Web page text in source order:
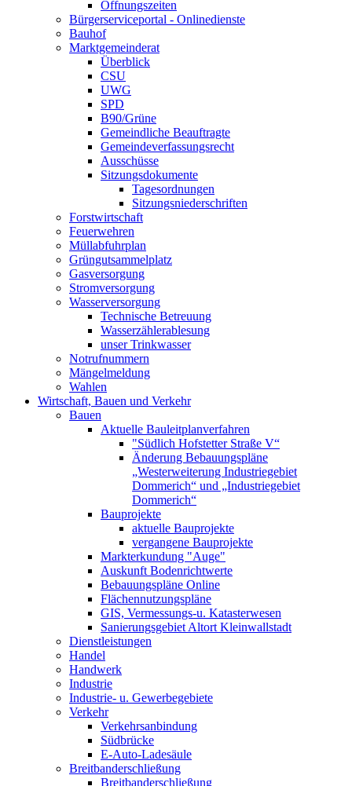
Öffnungszeiten
Bürgerserviceportal - Onlinedienste
Bauhof
Marktgemeinderat
Überblick
CSU
UWG
SPD
B90/Grüne
Gemeindliche Beauftragte
Gemeindeverfassungsrecht
Ausschüsse
Sitzungsdokumente
Tagesordnungen
Sitzungsniederschriften
Forstwirtschaft
Feuerwehren
Müllabfuhrplan
Grüngutsammelplatz
Gasversorgung
Stromversorgung
Wasserversorgung
Technische Betreuung
Wasserzählerablesung
unser Trinkwasser
Notrufnummern
Mängelmeldung
Wahlen
Wirtschaft, Bauen und Verkehr
Bauen
Aktuelle Bauleitplanverfahren
"Südlich Hofstetter Straße V“
Änderung Bebauungspläne
„Westerweiterung Industriegebiet
Dommerich“ und „Industriegebiet
Dommerich“
Bauprojekte
aktuelle Bauprojekte
vergangene Bauprojekte
Markterkundung "Auge"
Auskunft Bodenrichtwerte
Bebauungspläne Online
Flächennutzungspläne
GIS, Vermessungs-u. Katasterwesen
Sanierungsgebiet Altort Kleinwallstadt
Dienstleistungen
Handel
Handwerk
Industrie
Industrie- u. Gewerbegebiete
Verkehr
Verkehrsanbindung
Südbrücke
E-Auto-Ladesäule
Breitbanderschließung
Breitbanderschließung